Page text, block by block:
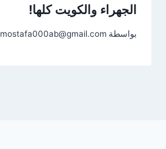
الجهراء والكويت كلها!
بواسطة mostafa000ab@gmail.com